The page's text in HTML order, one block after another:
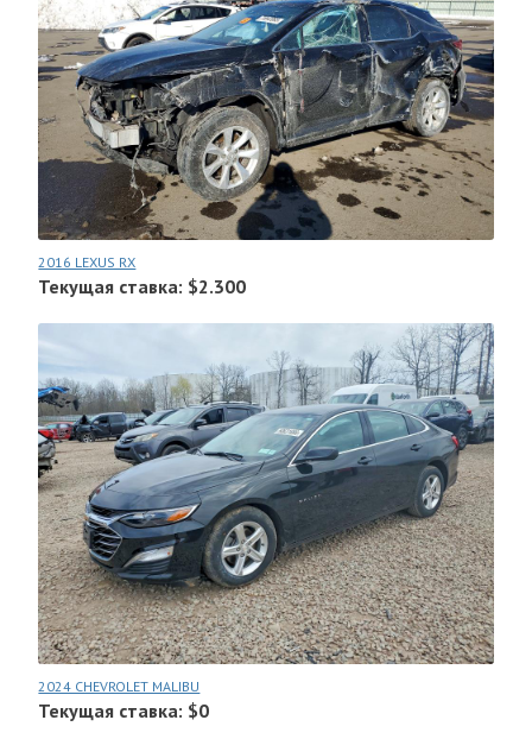
2016 LEXUS RX
Текущая ставка: $2.300
2024 CHEVROLET MALIBU
Текущая ставка: $0